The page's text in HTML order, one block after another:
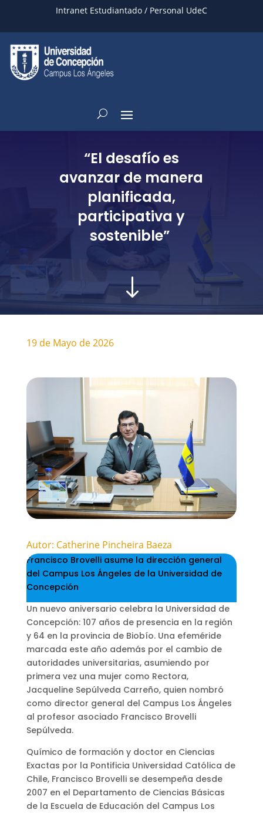
Intranet Estudiantado / Personal UdeC
“El desafío es
avanzar de manera
planificada,
participativa y
sostenible”
"
19 de Mayo de 2026
Autor: Catherine Pincheira Baeza
Francisco Brovelli asume la dirección general
del Campus Los Ángeles de la Universidad de
Concepción
Un nuevo aniversario celebra la Universidad de
Concepción: 107 años de presencia en la región
y 64 en la provincia de Biobío. Una efeméride
marcada este año además por el cambio de
autoridades universitarias, asumiendo por
primera vez una mujer como Rectora,
Jacqueline Sepúlveda Carreño, quien nombró
como director general del Campus Los Ángeles
al profesor asociado Francisco Brovelli
Sepúlveda.
Químico de formación y doctor en Ciencias
Exactas por la Pontificia Universidad Católica de
Chile, Francisco Brovelli se desempeña desde
2007 en el Departamento de Ciencias Básicas
de la Escuela de Educación del Campus Los